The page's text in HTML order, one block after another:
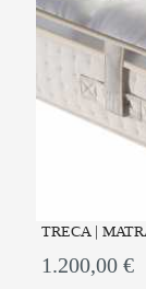
TRECA |
1.200,00 €